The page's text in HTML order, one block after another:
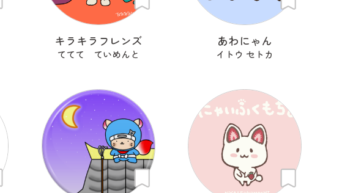
キラキラフレンズ
ててて ていめんと
あわにゃん
イトウ セトカ